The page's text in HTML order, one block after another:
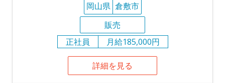
岡山県 倉敷市
販売
正社員
月給185,000円
詳細を見る